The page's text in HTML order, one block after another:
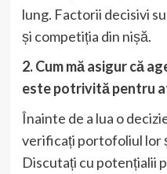
lung. Factorii decisivi
și competiția din nișă.
2. Cum mă asigur că
este potrivită pentru
Înainte de a lua o
verificați portofoliul lor
Discutați cu potențialii